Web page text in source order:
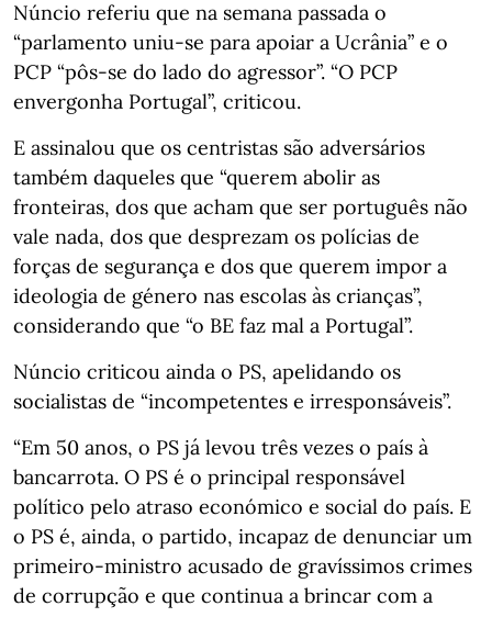
Núncio referiu que na semana passada o
“parlamento uniu-se para apoiar a Ucrânia” e o
PCP “pôs-se do lado do agressor”. “O PCP
envergonha Portugal”, criticou.
E assinalou que os centristas são adversários
também daqueles que “querem abolir as
fronteiras, dos que acham que ser português não
vale nada, dos que desprezam os polícias de
forças de segurança e dos que querem impor a
ideologia de género nas escolas às crianças”,
considerando que “o BE faz mal a Portugal”.
Núncio criticou ainda o PS, apelidando os
socialistas de “incompetentes e irresponsáveis”.
“Em 50 anos, o PS já levou três vezes o país à
bancarrota. O PS é o principal responsável
político pelo atraso económico e social do país. E
o PS é, ainda, o partido, incapaz de denunciar um
primeiro-ministro acusado de gravíssimos crimes
de corrupção e que continua a brincar com a